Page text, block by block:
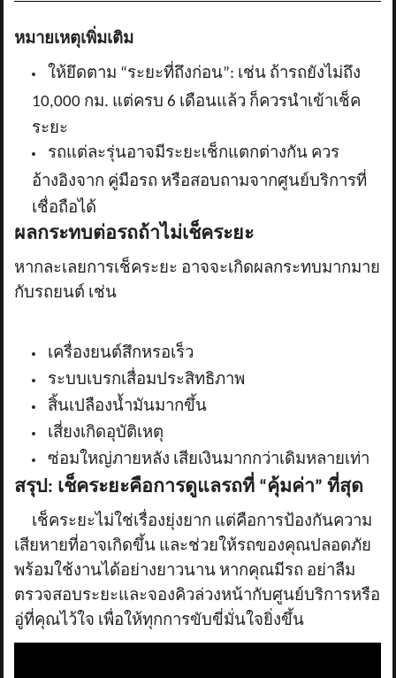
หมายเหตุเพิ่มเติม
ให้ยึดตาม “ระยะที่ถึงก่อน”: เช่น ถ้ารถยังไม่ถึง
10,000 กม. แต่ครบ 6 เดือนแล้ว ก็ควรนำเข้าเช็ค
ระยะ
รถแต่ละรุ่นอาจมีระยะเช็กแตกต่างกัน ควร
อ้างอิงจาก คู่มือรถ หรือสอบถามจากศูนย์บริการที่
เชื่อถือได้
ผลกระทบต่อรถถ้าไม่เช็คระยะ
หากละเลยการเช็คระยะ อาจจะเกิดผลกระทบมากมาย
กับรถยนต์ เช่น
เครื่องยนต์สึกหรอเร็ว
ระบบเบรกเสื่อมประสิทธิภาพ
สิ้นเปลืองน้ำมันมากขึ้น
เสี่ยงเกิดอุบัติเหตุ
ซ่อมใหญ่ภายหลัง เสียเงินมากกว่าเดิมหลายเท่า
สรุป: เช็คระยะคือการดูแลรถที่ “คุ้มค่า” ที่สุด
เช็คระยะไม่ใช่เรื่องยุ่งยาก แต่คือการป้องกันความ
เสียหายที่อาจเกิดขึ้น และช่วยให้รถของคุณปลอดภัย
พร้อมใช้งานได้อย่างยาวนาน หากคุณมีรถ อย่าลืม
ตรวจสอบระยะและจองคิวล่วงหน้ากับศูนย์บริการหรือ
อู่ที่คุณไว้ใจ เพื่อให้ทุกการขับขี่มั่นใจยิ่งขึ้น